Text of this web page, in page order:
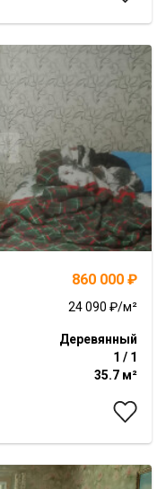
860 000 ₽
24 090 ₽/м²
Деревянный
1 / 1
35.7 м²